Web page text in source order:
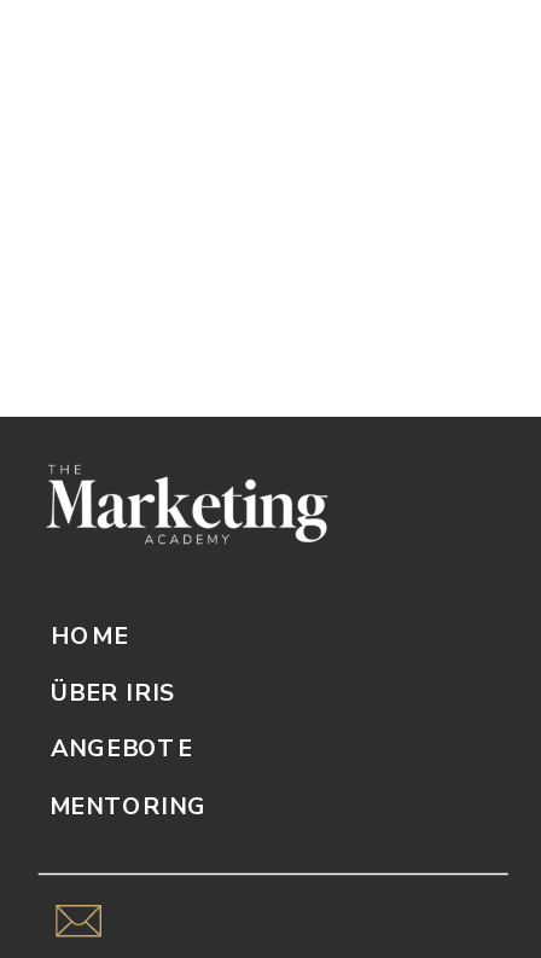
MENTORING
ANGEBOTE
ÜBER IRIS
HOME